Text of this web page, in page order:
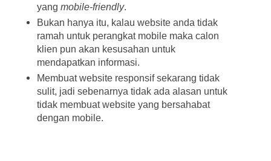
yangmobile-friendly.
Bukan hanya itu, kalau website anda tidak
ramah untuk perangkat mobile maka calon
klien pun akan kesusahan untuk
mendapatkan informasi.
Membuat website responsif sekarang tidak
sulit, jadi sebenarnya tidak ada alasan untuk
tidak membuat website yang bersahabat
dengan mobile.